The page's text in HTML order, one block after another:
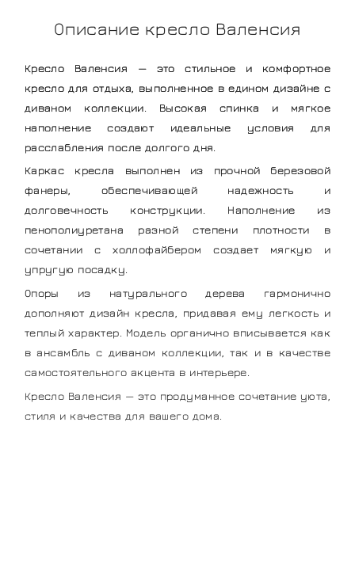
Описание кресло Валенсия
Кресло Валенсия — это стильное и комфортное
кресло для отдыха, выполненное в едином дизайне с
диваном коллекции. Высокая спинка и мягкое
наполнение создают идеальные условия для
расслабления после долгого дня.
Каркас кресла выполнен из прочной березовой
фанеры, обеспечивающей надежность и
долговечность конструкции. Наполнение из
пенополиуретана разной степени плотности в
сочетании с холлофайбером создает мягкую и
упругую посадку.
Опоры из натурального дерева гармонично
дополняют дизайн кресла, придавая ему легкость и
теплый характер. Модель органично вписывается как
в ансамбль с диваном коллекции, так и в качестве
самостоятельного акцента в интерьере.
Кресло Валенсия — это продуманное сочетание уюта,
стиля и качества для вашего дома.